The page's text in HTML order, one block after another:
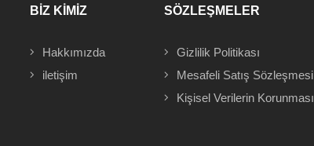
BİZ KİMİZ
Hakkımızda
iletişim
SÖZLEŞMELER
Gizlilik Politikası
Mesafeli Satış Sözleşmesi
Kişisel Verilerin Korunması